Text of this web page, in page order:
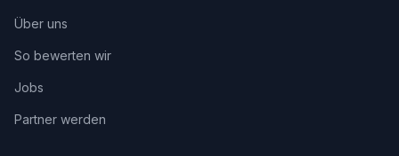
Über uns
So bewerten wir
Jobs
Partner werden